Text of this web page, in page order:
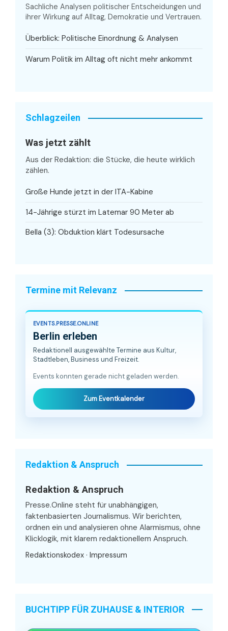
Sachliche Analysen politischer Entscheidungen und
ihrer Wirkung auf Alltag, Demokratie und Vertrauen.
Überblick: Politische Einordnung & Analysen
Warum Politik im Alltag oft nicht mehr ankommt
Schlagzeilen
Was jetzt zählt
Aus der Redaktion: die Stücke, die heute wirklich
zählen.
Große Hunde jetzt in der ITA-Kabine
14-Jährige stürzt im Latemar 90 Meter ab
Bella (3): Obduktion klärt Todesursache
Termine mit Relevanz
EVENTS.PRESSE.ONLINE
Berlin erleben
Redaktionell ausgewählte Termine aus Kultur,
Stadtleben, Business und Freizeit.
Events konnten gerade nicht geladen werden.
Zum Eventkalender
Redaktion & Anspruch
Redaktion & Anspruch
Presse.Online steht für unabhängigen,
faktenbasierten Journalismus. Wir berichten,
ordnen ein und analysieren ohne Alarmismus, ohne
Klicklogik, mit klarem redaktionellem Anspruch.
Redaktionskodex · Impressum
BUCHTIPP FÜR ZUHAUSE & INTERIOR